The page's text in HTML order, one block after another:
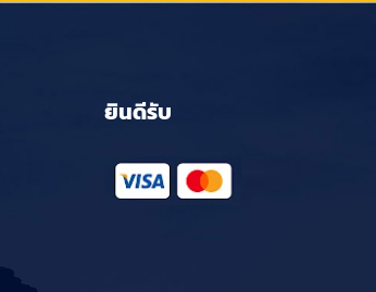
ยินดีรับ